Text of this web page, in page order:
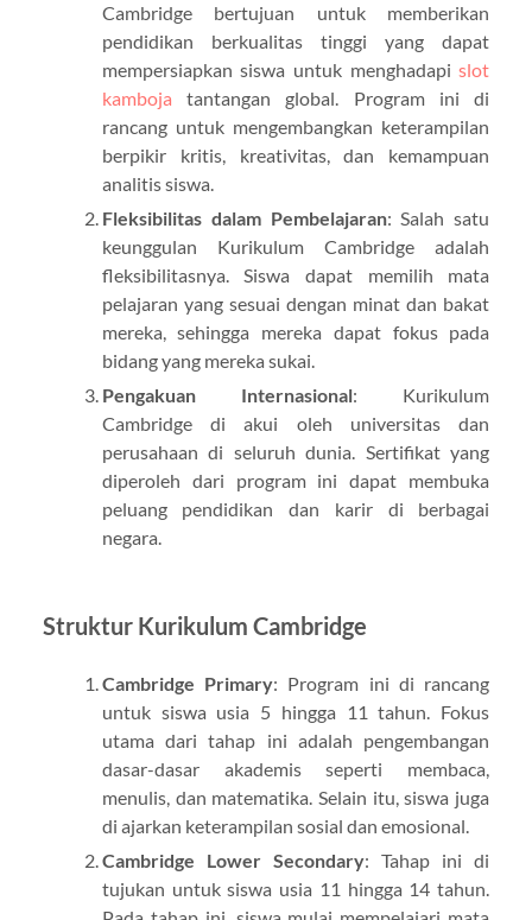
Cambridge bertujuan untuk memberikan
pendidikan berkualitas tinggi yang dapat
mempersiapkan siswa untuk menghadapislot
kamboja tantangan global. Program ini di
rancang untuk mengembangkan keterampilan
berpikir kritis, kreativitas, dan kemampuan
analitis siswa.
Fleksibilitas dalam Pembelajaran: Salah satu
keunggulan Kurikulum Cambridge adalah
fleksibilitasnya. Siswa dapat memilih mata
pelajaran yang sesuai dengan minat dan bakat
mereka, sehingga mereka dapat fokus pada
bidang yang mereka sukai.
Pengakuan Internasional: Kurikulum
Cambridge di akui oleh universitas dan
perusahaan di seluruh dunia. Sertifikat yang
diperoleh dari program ini dapat membuka
peluang pendidikan dan karir di berbagai
negara.
Struktur Kurikulum Cambridge
Cambridge Primary: Program ini di rancang
untuk siswa usia 5 hingga 11 tahun. Fokus
utama dari tahap ini adalah pengembangan
dasar-dasar akademis seperti membaca,
menulis, dan matematika. Selain itu, siswa juga
di ajarkan keterampilan sosial dan emosional.
Cambridge Lower Secondary: Tahap ini di
tujukan untuk siswa usia 11 hingga 14 tahun.